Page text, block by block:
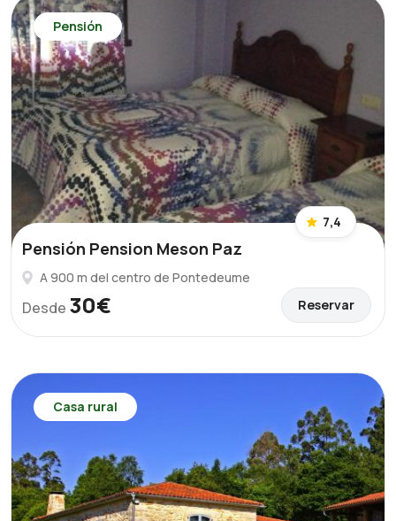
Pensión
7,4
Pensión Pension Meson Paz
A 900 m del centro de Pontedeume
Desde 30€ Reservar
Casa rural